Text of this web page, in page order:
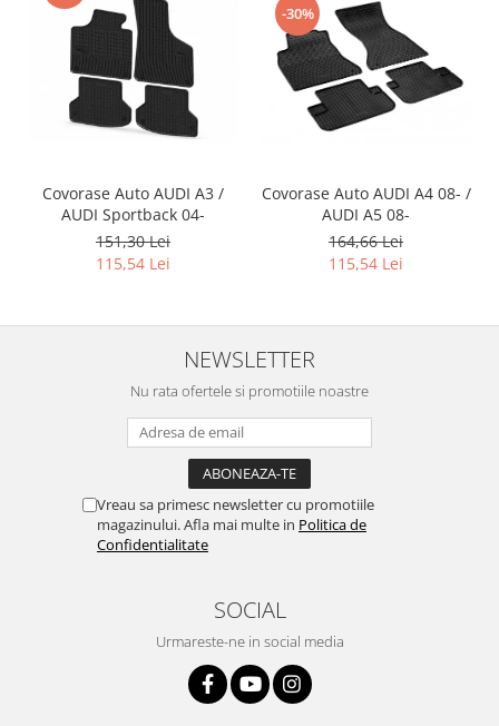
Covorase Auto AUDI A3 /
AUDI Sportback 04-
151,30 Lei
115,54 Lei
-30%
Covorase Auto AUDI A4 08- /
AUDI A5 08-
164,66 Lei
115,54 Lei
NEWSLETTER
Nu rata ofertele si promotiile noastre
Vreau sa primesc newsletter cu promotiile
magazinului. Afla mai multe in Politica de
Confidentialitate
SOCIAL
Urmareste-ne in social media